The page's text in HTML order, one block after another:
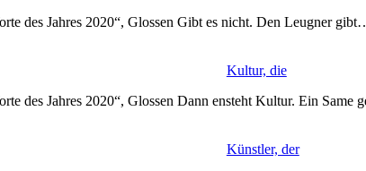
des Jahres 2020“, Glossen Gibt es nicht. Den Leugner
Kultur, die
des Jahres 2020“, Glossen Dann ensteht Kultur. Ein Same
Künstler, der